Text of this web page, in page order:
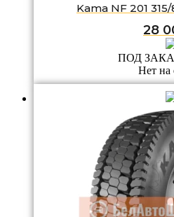
Kama NF 201
28
ПОД
Нет на